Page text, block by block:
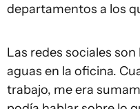
departamentos a los
Las redes sociales
aguas en la oficina.
trabajo, me era